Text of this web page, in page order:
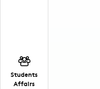
Students
Affairs